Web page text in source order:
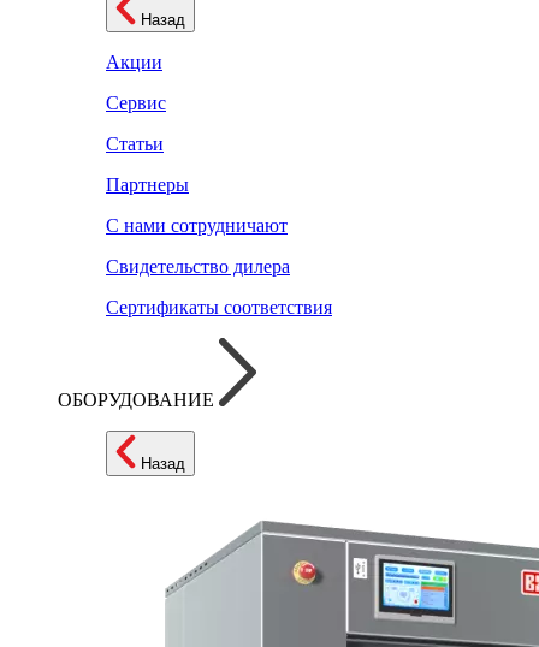
Назад
Акции
Сервис
Статьи
Партнеры
С нами сотрудничают
Свидетельство дилера
Сертификаты соответствия
ОБОРУДОВАНИЕ
Назад